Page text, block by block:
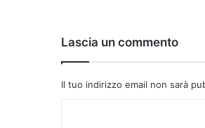
Lascia un commento
Il tuo indirizzo email non sarà